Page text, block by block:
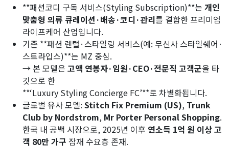
**패션코디 구독 서비스(Styling Subscription)**는 개인
맞춤형 의류 큐레이션·배송·코디·관리를 결합한 프리미엄
라이프케어 산업입니다.
기존 **패션 렌털·스타일링 서비스(예: 무신사 스타일쉐어·
스트라입스)**는 MZ 중심.
→ 본 모델은 고액 연봉자·임원·CEO·전문직 고객군을 타
깃으로 한
**‘Luxury Styling Concierge FC’**로 차별화됩니다.
글로벌 유사 모델: Stitch Fix Premium (US), Trunk
Club by Nordstrom, Mr Porter Personal Shopping.
한국 내 공백 시장으로, 2025년 이후 연소득 1억 원 이상 고
객 80만 가구 잠재 수요층 존재.